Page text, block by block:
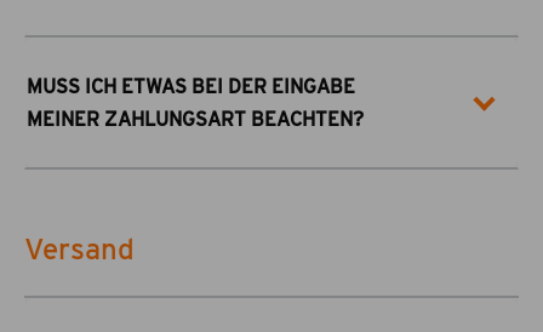
MUSS ICH ETWAS BEI DER EINGABE
MEINER ZAHLUNGSART BEACHTEN?
Versand